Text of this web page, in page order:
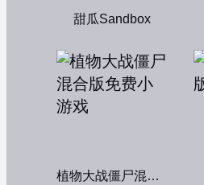
甜瓜Sandbox
植物大战僵尸混合版